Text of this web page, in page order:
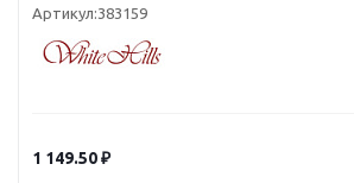
Артикул:383159
1 149.50₽